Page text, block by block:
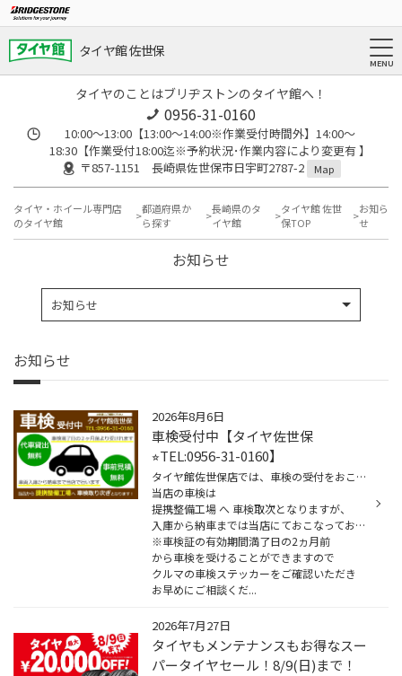
タイヤ館 佐世保
タイヤのことはブリヂストンのタイヤ館へ！
0956-31-0160
10:00～13:00【13:00〜14:00※作業受付時間外】14:00〜
18:30【作業受付18:00迄※予約状況･作業内容により変更有 】
〒857-1151 長崎県佐世保市日宇町2787-2
Map
タイヤ・ホイール専門店
のタイヤ館
都道府県か
ら探す
長崎県のタ
イヤ館
タイヤ館 佐世
保TOP
お知ら
せ
お知らせ
お知らせ
お知らせ
2026年8月6日
車検受付中【タイヤ佐世保
⭐︎TEL:0956-31-0160】
タイヤ館佐世保店では、車検の受付をおこなっています！
当店の車検は
提携整備工場 へ 車検取次となりますが、
入庫から納車までは当店にておこなっております。
※車検証の有効期間満了日の2ヵ月前
から車検を受けることができますので
クルマの車検ステッカーをご確認いただき
お早めにご相談くだ...
2026年7月27日
タイヤもメンテナンスもお得なスー
パータイヤセール！8/9(日)まで！